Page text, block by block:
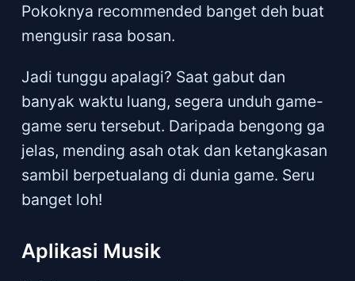
Pokoknya recommended banget deh buat
mengusir rasa bosan.
Jadi tunggu apalagi? Saat gabut dan
banyak waktu luang, segera unduh game-
game seru tersebut. Daripada bengong ga
jelas, mending asah otak dan ketangkasan
sambil berpetualang di dunia game. Seru
banget loh!
Aplikasi Musik